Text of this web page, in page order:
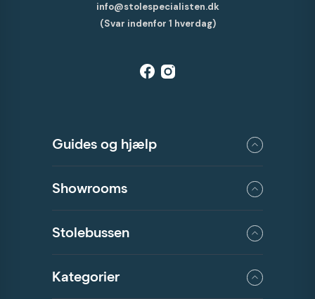
info@stolespecialisten.dk
(Svar indenfor 1 hverdag)
Guides og hjælp
Showrooms
Stolebussen
Kategorier